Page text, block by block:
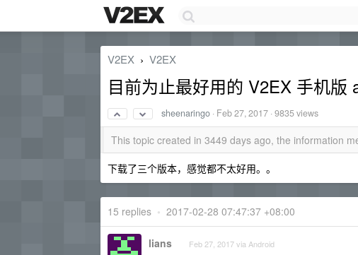
V2EX › V2EX
目前为止最好用的 V2EX 手机版
sheenaringo · Feb 27, 2017 · 9835 views
This topic created in 3449 days ago, the information
下载了三个版本，感觉都不太好用。。
15 replies • 2017-02-28 07:47:37 +08:00
lians Feb 27, 2017 via Android